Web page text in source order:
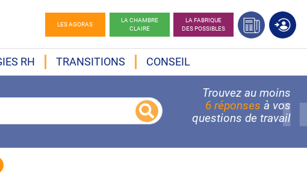
LES AGORAS
LA CHAMBRE
CLAIRE
LA FABRIQUE
DES POSSIBLES
RH TRANSITIONS CONSEIL
Trouvez au moins
6 réponses à vos
questions de travail